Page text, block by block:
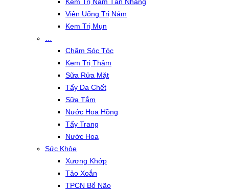
Viên Uống Trị Nám
Kem Trị Mụn
Chăm Sóc Tóc
Kem Trị Thâm
Sữa Rửa Mặt
Tẩy Da Chết
Sữa Tắm
Nước Hoa Hồng
Tẩy Trang
Nước Hoa
Sức Khỏe
Xương Khớp
Tảo Xoắn
TPCN Bổ Não